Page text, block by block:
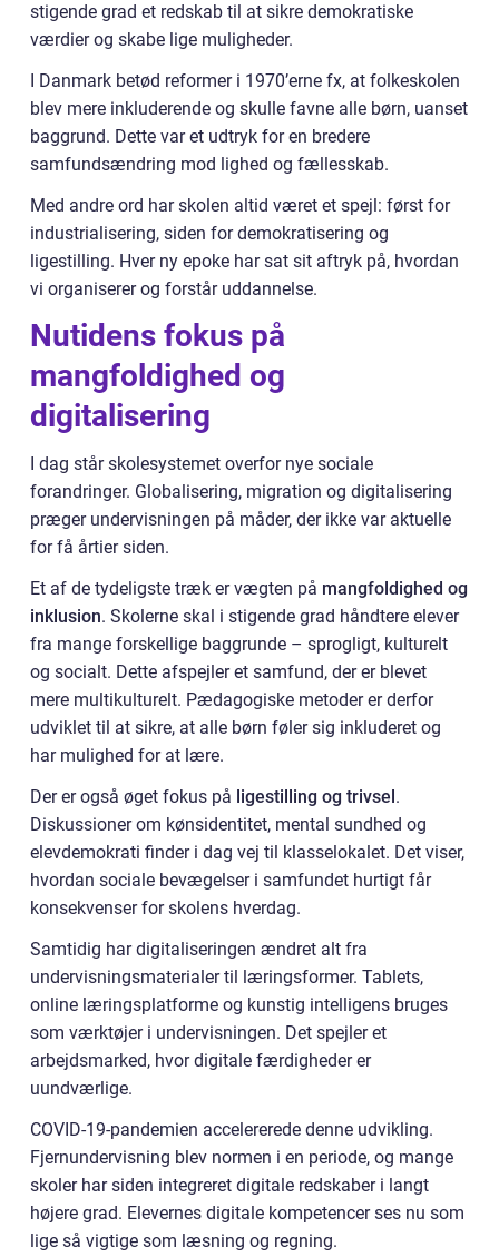
stigende grad et redskab til at sikre demokratiske
værdier og skabe lige muligheder.
I Danmark betød reformer i 1970’erne fx, at folkeskolen
blev mere inkluderende og skulle favne alle børn, uanset
baggrund. Dette var et udtryk for en bredere
samfundsændring mod lighed og fællesskab.
Med andre ord har skolen altid været et spejl: først for
industrialisering, siden for demokratisering og
ligestilling. Hver ny epoke har sat sit aftryk på, hvordan
vi organiserer og forstår uddannelse.
Nutidens fokus på
mangfoldighed og
digitalisering
I dag står skolesystemet overfor nye sociale
forandringer. Globalisering, migration og digitalisering
præger undervisningen på måder, der ikke var aktuelle
for få årtier siden.
Et af de tydeligste træk er vægten på mangfoldighed og
inklusion. Skolerne skal i stigende grad håndtere elever
fra mange forskellige baggrunde – sprogligt, kulturelt
og socialt. Dette afspejler et samfund, der er blevet
mere multikulturelt. Pædagogiske metoder er derfor
udviklet til at sikre, at alle børn føler sig inkluderet og
har mulighed for at lære.
Der er også øget fokus på ligestilling og trivsel.
Diskussioner om kønsidentitet, mental sundhed og
elevdemokrati finder i dag vej til klasselokalet. Det viser,
hvordan sociale bevægelser i samfundet hurtigt får
konsekvenser for skolens hverdag.
Samtidig har digitaliseringen ændret alt fra
undervisningsmaterialer til læringsformer. Tablets,
online læringsplatforme og kunstig intelligens bruges
som værktøjer i undervisningen. Det spejler et
arbejdsmarked, hvor digitale færdigheder er
uundværlige.
COVID-19-pandemien accelererede denne udvikling.
Fjernundervisning blev normen i en periode, og mange
skoler har siden integreret digitale redskaber i langt
højere grad. Elevernes digitale kompetencer ses nu som
lige så vigtige som læsning og regning.